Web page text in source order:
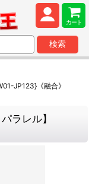
カート
検索
JP123}《融合》
ラレル】